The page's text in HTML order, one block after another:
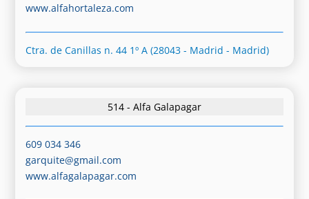
www.alfahortaleza.com
Ctra. de Canillas n. 44 1º A (28043 - Madrid - Madrid)
514 - Alfa Galapagar
609 034 346
garquite@gmail.com
www.alfagalapagar.com